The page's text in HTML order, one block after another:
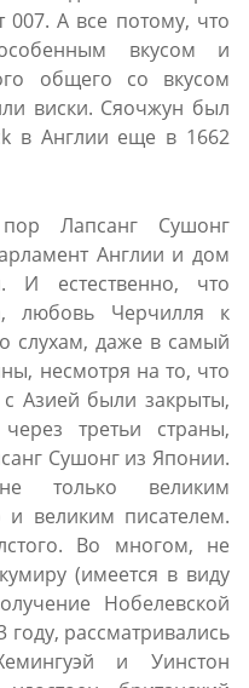
007. А все потому, что
вкусом и
общего со вкусом
виски. Сяочжун был
в Англии еще в 1662
Лапсанг Сушонг
Англии и дом
И естественно, что
любовь Черчилля к
слухам, даже в самый
несмотря на то, что
Азией были закрыты,
третьи страны,
Сушонг из Японии.
только великим
и великим писателем.
Во многом, не
(имеется в виду
Нобелевской
рассматривались
и Уинстон